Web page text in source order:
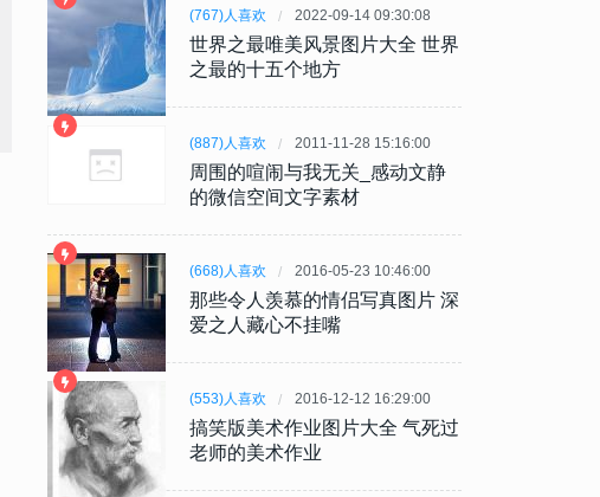
(767)人喜欢 2022-09-14 09:30:08
世界之最唯美风景图片大全 世界
之最的十五个地方
(887)人喜欢 2011-11-28 15:16:00
周围的喧闹与我无关_感动文静
的微信空间文字素材
(668)人喜欢 2016-05-23 10:46:00
那些令人羡慕的情侣写真图片 深
爱之人藏心不挂嘴
(553)人喜欢 2016-12-12 16:29:00
搞笑版美术作业图片大全 气死过
老师的美术作业